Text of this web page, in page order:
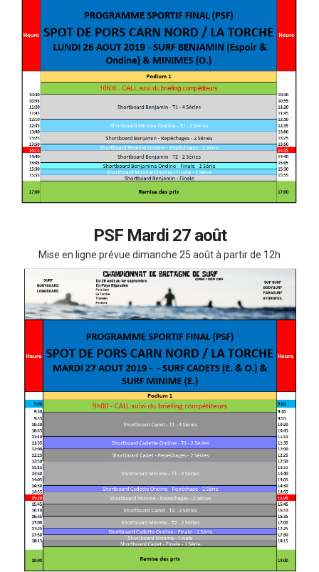
PSF Mardi 27 août
Mise en ligne prévue dimanche 25 août à partir de 12h